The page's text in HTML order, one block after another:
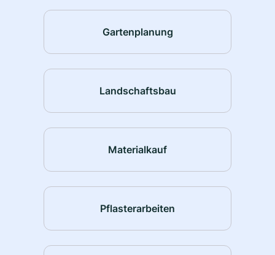
Gartenplanung
Landschaftsbau
Materialkauf
Pflasterarbeiten